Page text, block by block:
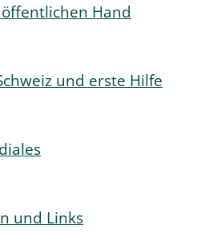
Hand
und erste Hilfe
und Links